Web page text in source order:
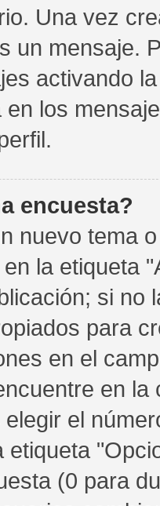
Una vez
un mensaje.
activando
en los
encuesta?
nuevo tema
la etiqueta
si no
para
en el
en
el
etiqueta
(0 para